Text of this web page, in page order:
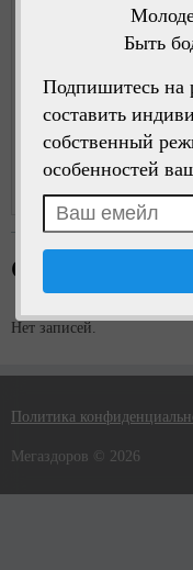
Быть
Подпишитесь на
составить
собственный
особенностей
Написать
Стена
Нет записей.
Политика
Мегаздоров © 2026